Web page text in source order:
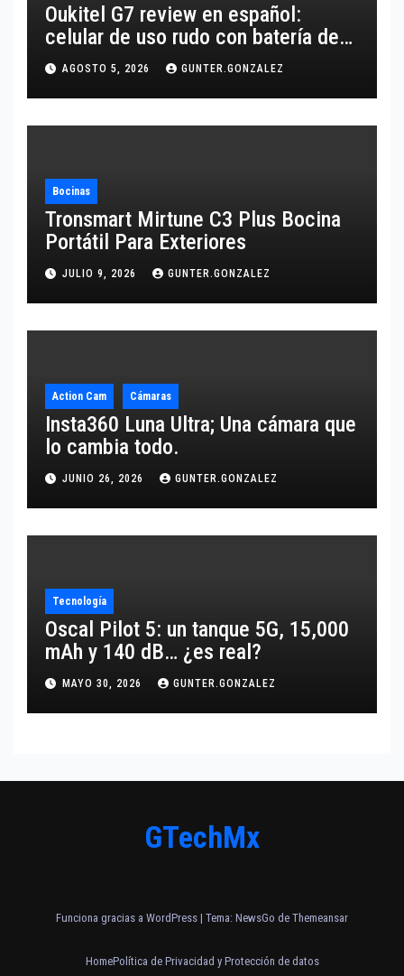
Oukitel G7 review en español:
celular de uso rudo con batería de
10,600 mAh
AGOSTO 5, 2026 GUNTER.GONZALEZ
Bocinas
Tronsmart Mirtune C3 Plus Bocina
Portátil Para Exteriores
JULIO 9, 2026 GUNTER.GONZALEZ
Action Cam Cámaras
Insta360 Luna Ultra; Una cámara que
lo cambia todo.
JUNIO 26, 2026 GUNTER.GONZALEZ
Tecnología
Oscal Pilot 5: un tanque 5G, 15,000
mAh y 140 dB… ¿es real?
MAYO 30, 2026 GUNTER.GONZALEZ
GTechMx
Funciona gracias a WordPress | Tema: NewsGo de Themeansar
HomePolítica de Privacidad y Protección de datos